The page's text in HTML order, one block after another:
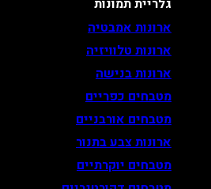
ארונות אמבטיה
ארונות טלוויזיה
ארונות בנישה
מטבחים כפריים
מטבחים אורבניים
ארונות צבע בתנור
מטבחים יוקרתיים